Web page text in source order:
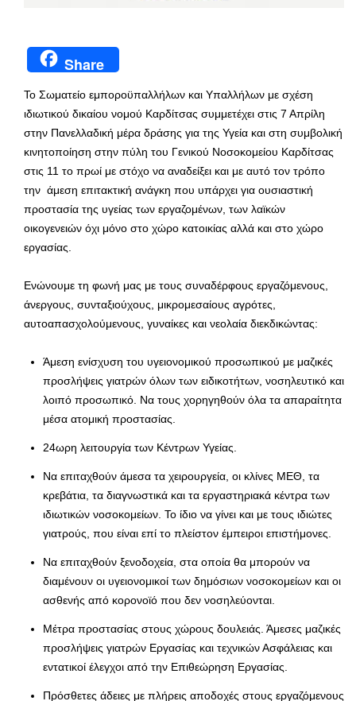
Share
Το Σωματείο εμποροϋπαλλήλων και Υπαλλήλων με σχέση
ιδιωτικού δικαίου νομού Καρδίτσας συμμετέχει στις 7 Απρίλη
στην Πανελλαδική μέρα δράσης για της Υγεία και στη συμβολική
κινητοποίηση στην πύλη του Γενικού Νοσοκομείου Καρδίτσας
στις 11 το πρωί με στόχο να αναδείξει και με αυτό τον τρόπο
την άμεση επιτακτική ανάγκη που υπάρχει για ουσιαστική
προστασία της υγείας των εργαζομένων, των λαϊκών
οικογενειών όχι μόνο στο χώρο κατοικίας αλλά και στο χώρο
εργασίας.
Ενώνουμε τη φωνή μας με τους συναδέρφους εργαζόμενους,
άνεργους, συνταξιούχους, μικρομεσαίους αγρότες,
αυτοαπασχολούμενους, γυναίκες και νεολαία διεκδικώντας:
Άμεση ενίσχυση του υγειονομικού προσωπικού με μαζικές
προσλήψεις γιατρών όλων των ειδικοτήτων, νοσηλευτικό και
λοιπό προσωπικό. Να τους χορηγηθούν όλα τα απαραίτητα
μέσα ατομική προστασίας.
24ωρη λειτουργία των Κέντρων Υγείας.
Να επιταχθούν άμεσα τα χειρουργεία, οι κλίνες ΜΕΘ, τα
κρεβάτια, τα διαγνωστικά και τα εργαστηριακά κέντρα των
ιδιωτικών νοσοκομείων. Το ίδιο να γίνει και με τους ιδιώτες
γιατρούς, που είναι επί το πλείστον έμπειροι επιστήμονες.
Να επιταχθούν ξενοδοχεία, στα οποία θα μπορούν να
διαμένουν οι υγειονομικοί των δημόσιων νοσοκομείων και οι
ασθενής από κορονοϊό που δεν νοσηλεύονται.
Μέτρα προστασίας στους χώρους δουλειάς. Άμεσες μαζικές
προσλήψεις γιατρών Εργασίας και τεχνικών Ασφάλειας και
εντατικοί έλεγχοι από την Επιθεώρηση Εργασίας.
Πρόσθετες άδειες με πλήρεις αποδοχές στους εργαζόμενους